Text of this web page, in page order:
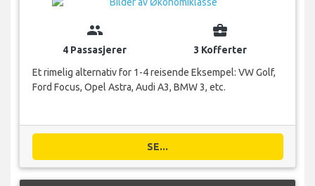
group
4 Passasjerer
business_center
3 Kofferter
Et rimelig alternativ for 1-4 reisende Eksempel: VW Golf,
Ford Focus, Opel Astra, Audi A3, BMW 3, etc.
SE...